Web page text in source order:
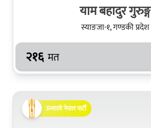
याम बहादुर गुरुङ्ग
स्याङजा-१, गण्डकी प्रदेश
२१६ मत
उज्यालो नेपाल पार्टी